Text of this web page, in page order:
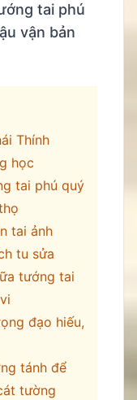
tai phú
vận bản
Thính
học
tai phú quý
tai ảnh
tu sửa
tướng tai
đạo hiếu,
tánh để
tường